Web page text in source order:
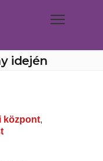
idején
központ,